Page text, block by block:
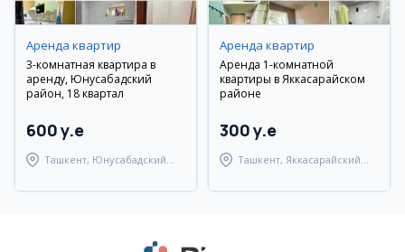
Аренда квартир
3-комнатная квартира в
аренду, Юнусабадский
район, 18 квартал
600 y.e
Ташкент, Юнусабадский
Аренда квартир
Аренда 1-комнатной
квартиры в Яккасарайском
районе
300 y.e
Ташкент, Яккасарайский